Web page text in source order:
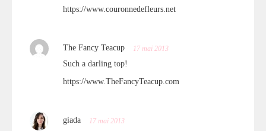
https://www.couronnedefleurs.net
The Fancy Teacup 17 mai 2013
Such a darling top!
https://www.TheFancyTeacup.com
giada 17 mai 2013